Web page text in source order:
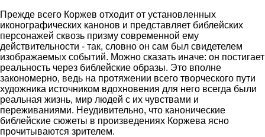
Прежде всего Коржев отходит от установленных
иконографических канонов и представляет библейских
персонажей сквозь призму современной ему
действительности - так, словно он сам был свидетелем
изображаемых событий. Можно сказать иначе: он постигает
реальность через библейские образы. Это вполне
закономерно, ведь на протяжении всего творческого пути
художника источником вдохновения для него всегда были
реальная жизнь, мир людей с их чувствами и
переживаниями. Неудивительно, что канонические
библейские сюжеты в произведениях Коржева ясно
прочитываются зрителем.